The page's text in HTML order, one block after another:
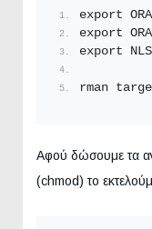
export
export
export
rman
Αφού δώσουμε τα
(chmod) το